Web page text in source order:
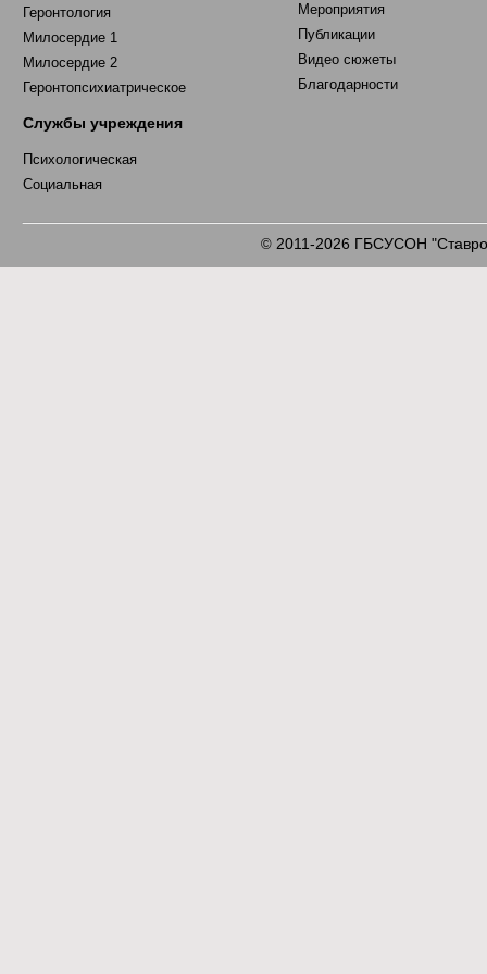
Геронтология
Милосердие 1
Милосердие 2
Геронтопсихиатрическое
Службы учреждения
Психологическая
Социальная
Мероприятия
Публикации
Видео сюжеты
Благодарности
©2011-2026 ГБСУСОН